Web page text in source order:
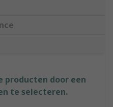
producten door een
te selecteren.